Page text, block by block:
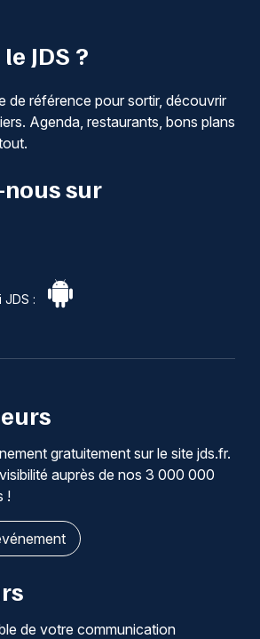
JDS ?
de référence pour sortir, découvrir
Agenda, restaurants, bons plans
sur
:
gratuitement sur le site jds.fr.
auprès de nos 3 000 000
!
de votre communication